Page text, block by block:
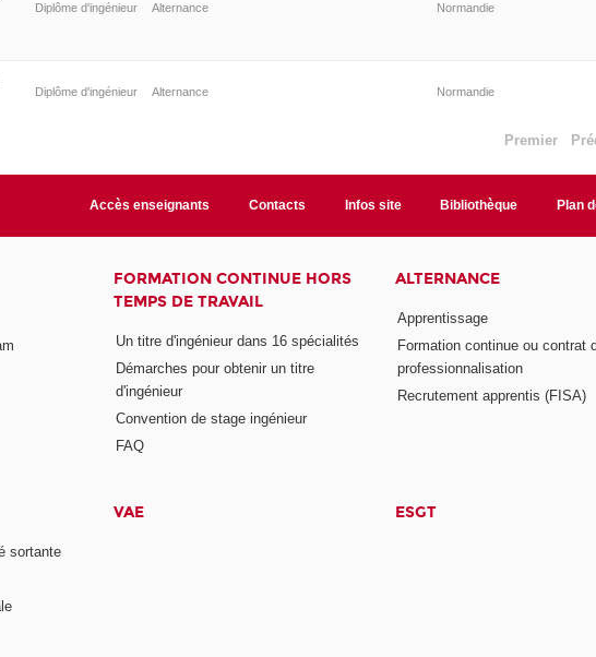
Diplôme d'ingénieur Alternance Normandie
Diplôme d'ingénieur Alternance Normandie
Premier
Accès enseignants Contacts Infos site Bibliothèque Plan
FORMATION CONTINUE HORS
TEMPS DE TRAVAIL
Un titre d'ingénieur dans 16 spécialités
Démarches pour obtenir un titre
d'ingénieur
Convention de stage ingénieur
FAQ
ALTERNANCE
Apprentissage
Formation continue ou contrat
professionnalisation
Recrutement apprentis (FISA)
sortante
VAE ESGT